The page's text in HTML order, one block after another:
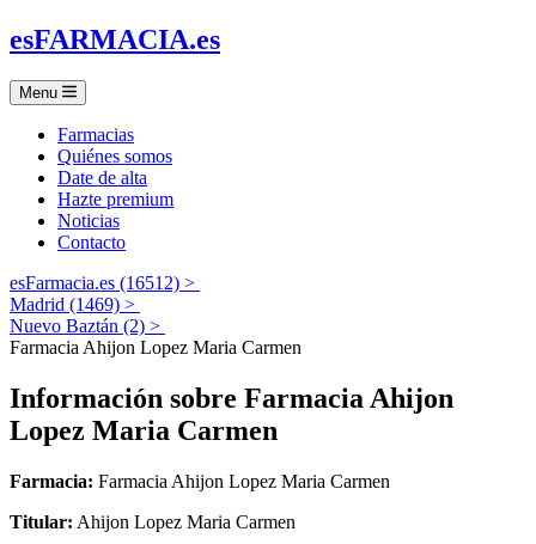
esFARMACIA.es
Menu
Farmacias
Quiénes somos
Date de alta
Hazte premium
Noticias
Contacto
esFarmacia.es (16512) >
Madrid (1469) >
Nuevo Baztán (2) >
Farmacia Ahijon Lopez Maria Carmen
Información sobre Farmacia Ahijon
Lopez Maria Carmen
Farmacia: Farmacia Ahijon Lopez Maria Carmen
Titular: Ahijon Lopez Maria Carmen